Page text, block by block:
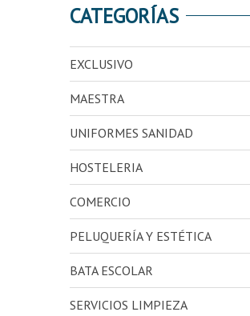
CATEGORÍAS
EXCLUSIVO
MAESTRA
UNIFORMES SANIDAD
HOSTELERIA
COMERCIO
PELUQUERÍA Y ESTÉTICA
BATA ESCOLAR
SERVICIOS LIMPIEZA